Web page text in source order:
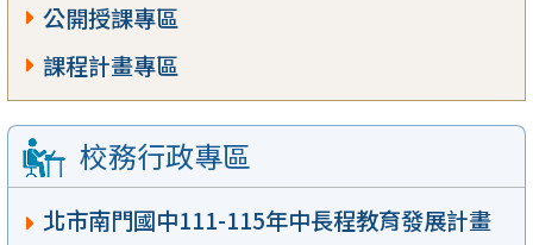
公開授課專區
課程計畫專區
校務行政專區
北市南門國中111-115年中長程教育發展計畫